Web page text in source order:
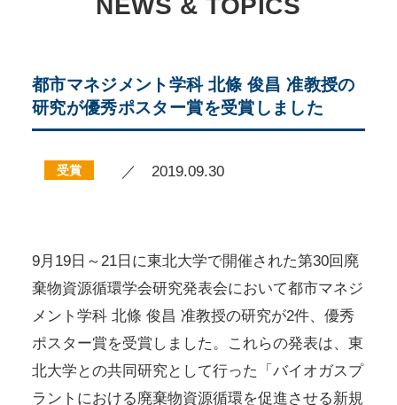
NEWS & TOPICS
都市マネジメント学科 北條 俊昌 准教授の
研究が優秀ポスター賞を受賞しました
受賞 ／ 2019.09.30
9月19日～21日に東北大学で開催された第30回廃
棄物資源循環学会研究発表会において都市マネジ
メント学科 北條 俊昌 准教授の研究が2件、優秀
ポスター賞を受賞しました。これらの発表は、東
北大学との共同研究として行った「バイオガスプ
ラントにおける廃棄物資源循環を促進させる新規